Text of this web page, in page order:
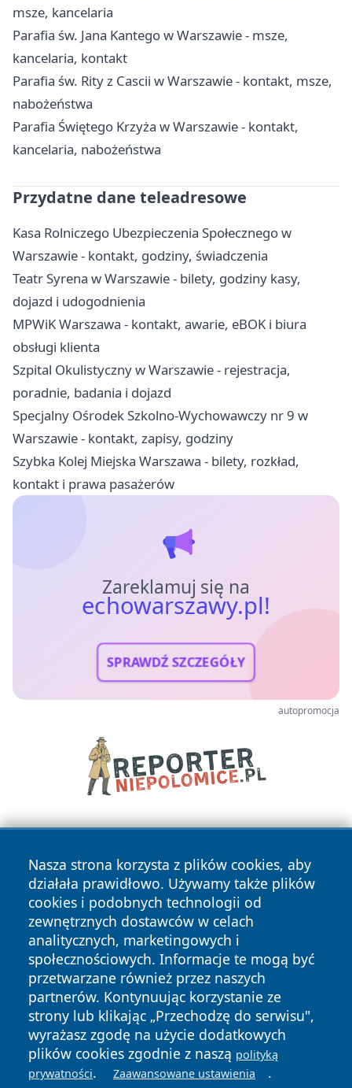
msze, kancelaria
Parafia św. Jana Kantego w Warszawie - msze,
kancelaria, kontakt
Parafia św. Rity z Cascii w Warszawie - kontakt, msze,
nabożeństwa
Parafia Świętego Krzyża w Warszawie - kontakt,
kancelaria, nabożeństwa
Przydatne dane teleadresowe
Kasa Rolniczego Ubezpieczenia Społecznego w
Warszawie - kontakt, godziny, świadczenia
Teatr Syrena w Warszawie - bilety, godziny kasy,
dojazd i udogodnienia
MPWiK Warszawa - kontakt, awarie, eBOK i biura
obsługi klienta
Szpital Okulistyczny w Warszawie - rejestracja,
poradnie, badania i dojazd
Specjalny Ośrodek Szkolno-Wychowawczy nr 9 w
Warszawie - kontakt, zapisy, godziny
Szybka Kolej Miejska Warszawa - bilety, rozkład,
kontakt i prawa pasażerów
Zareklamuj się na
echowarszawy.pl!
SPRAWDŹ SZCZEGÓŁY
autopromocja
Nasza strona korzysta z plików cookies, aby
działała prawidłowo. Używamy także plików
cookies i podobnych technologii od
zewnętrznych dostawców w celach
analitycznych, marketingowych i
społecznościowych. Informacje te mogą być
przetwarzane również przez naszych
partnerów. Kontynuując korzystanie ze
strony lub klikając „Przechodzę do serwisu",
wyrażasz zgodę na użycie dodatkowych
plików cookies zgodnie z naszą polityką
prywatności. Zaawansowane ustawienia .
Copyright © 2026 echowarszawy.pl Wszystkie prawa
zastrzeżone.
News Autorzy
Polityka
Prywatności
Polityka
Cookies